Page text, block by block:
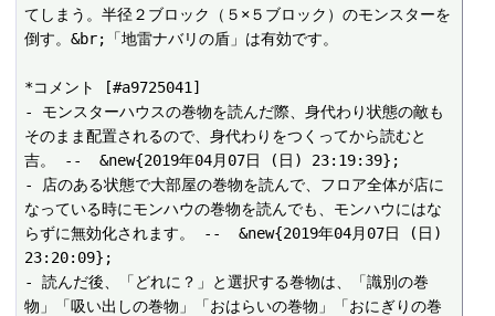
てしまう。半径２ブロック（５×５ブロック）のモンスターを
倒す。&br;「地雷ナバリの盾」は有効です。
*コメント [#a9725041]
- モンスターハウスの巻物を読んだ際、身代わり状態の敵も
そのまま配置されるので、身代わりをつくってから読むと
吉。 --  &new{2019年04月07日 (日) 23:19:39};
- 店のある状態で大部屋の巻物を読んで、フロア全体が店に
なっている時にモンハウの巻物を読んでも、モンハウにはな
らずに無効化されます。 --  &new{2019年04月07日 (日)
23:20:09};
- 読んだ後、「どれに？」と選択する巻物は、「識別の巻
物」「吸い出しの巻物」「おはらいの巻物」「おにぎりの巻